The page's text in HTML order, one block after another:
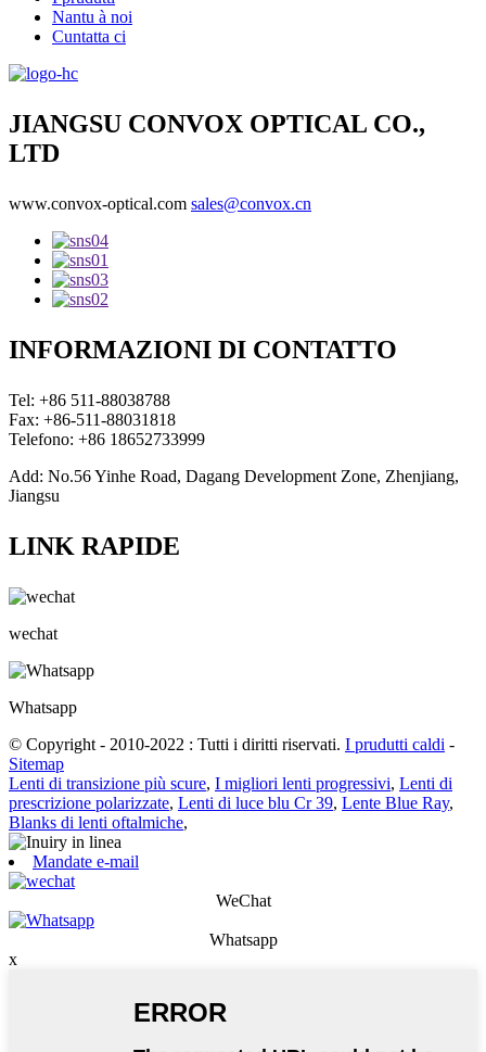
Nantu à noi
Cuntatta ci
JIANGSU CONVOX OPTICAL CO.,
LTD
www.convox-optical.com sales@convox.cn
INFORMAZIONI DI CONTATTO
Tel: +86 511-88038788
Fax: +86-511-88031818
Telefono: +86 18652733999
Add: No.56 Yinhe Road, Dagang Development Zone, Zhenjiang,
Jiangsu
LINK RAPIDE
wechat
Whatsapp
© Copyright - 2010-2022 : Tutti i diritti riservati. I prudutti caldi -
Sitemap
Lenti di transizione più scure, I migliori lenti progressivi, Lenti di
prescrizione polarizzate, Lenti di luce blu Cr 39, Lente Blue Ray,
Blanks di lenti oftalmiche,
Mandate e-mail
WeChat
Whatsapp
x